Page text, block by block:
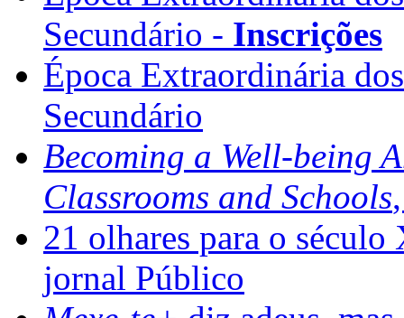
Secundário - Inscrições
Época Extraordinária
Secundário
Becoming a Well-being
Classrooms and Schools
21 olhares para o
jornal Público